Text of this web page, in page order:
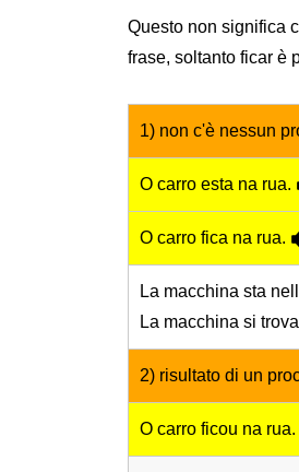
Questo non significa
frase, soltanto ficar è
1) non c'è nessun
O carro esta na rua.
O carro fica na rua.
La macchina sta
La macchina si
2) risultato di un
O carro ficou na rua.